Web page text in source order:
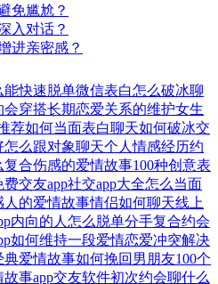
免尴尬？
入对话？
进亲密感？
能快速脱单微信表白怎么破冰聊
会穿搭长期恋爱关系的维护女生
荐如何当面表白聊天如何破冰交
怎么跟对象聊天个人情感经历约
复合伤感的爱情故事100种创意表
费交友app社交app大全怎么当面
人的爱情故事情侣如何聊天线上
内向的人怎么脱单分手复合约会
如何维持一段爱情恋爱冲突解决
典爱情故事如何挽回男朋友100个
故事app交友软件初次约会聊什么